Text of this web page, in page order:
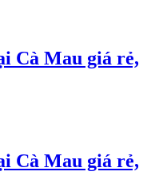
Cà Mau giá rẻ,
Cà Mau giá rẻ,